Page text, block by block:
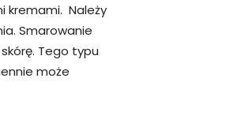
kremami. Należy
Smarowanie
Tego typu
może